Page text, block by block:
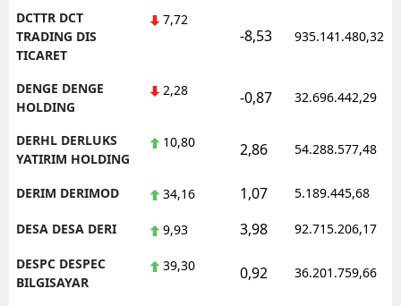
DCTTR DCT
TRADING DIS
TICARET
7,72
-8,53 935.141.480,32
DENGE DENGE
HOLDING
2,28 -0,87 32.696.442,29
DERHL DERLUKS
YATIRIM HOLDING
10,80 2,86 54.288.577,48
DERIM DERIMOD 34,16 1,07 5.189.445,68
DESA DESA DERI 9,93 3,98 92.715.206,17
DESPC DESPEC
BILGISAYAR
39,30 0,92 36.201.759,66